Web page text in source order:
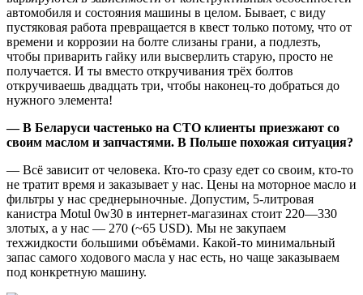
автомобиля и состояния машины в целом. Бывает, с виду
пустяковая работа превращается в квест только потому, что от
времени и коррозии на болте слизаны грани, а подлезть,
чтобы приварить гайку или высверлить старую, просто не
получается. И ты вместо откручивания трёх болтов
откручиваешь двадцать три, чтобы наконец-то добраться до
нужного элемента!
— В Беларуси частенько на СТО клиенты приезжают со
своим маслом и запчастями. В Польше похожая ситуация?
— Всё зависит от человека. Кто-то сразу едет со своим, кто-то
не тратит время и заказывает у нас. Цены на моторное масло и
фильтры у нас среднерыночные. Допустим, 5-литровая
канистра Motul 0w30 в интернет-магазинах стоит 220—330
злотых, а у нас — 270 (~65 USD). Мы не закупаем
техжидкости большими объёмами. Какой-то минимальный
запас самого ходового масла у нас есть, но чаще заказываем
под конкретную машину.